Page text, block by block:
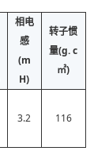
相电
感
(m
H)
转子惯
量(g. c
㎡)
3.2 116